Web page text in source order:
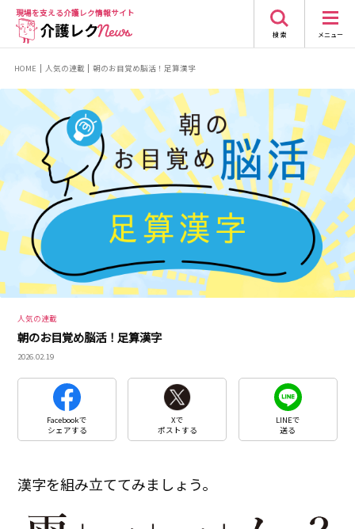
現場を支える介護レク情報サイト
検 索 メニュー
HOME 人気の連載 朝のお目覚め脳活！足算漢字
人気の連載
朝のお目覚め脳活！足算漢字
2026.02.19
Facebookで
シェアする
Xで
ポストする
LINEで
送る
漢字を組み立ててみましょう。